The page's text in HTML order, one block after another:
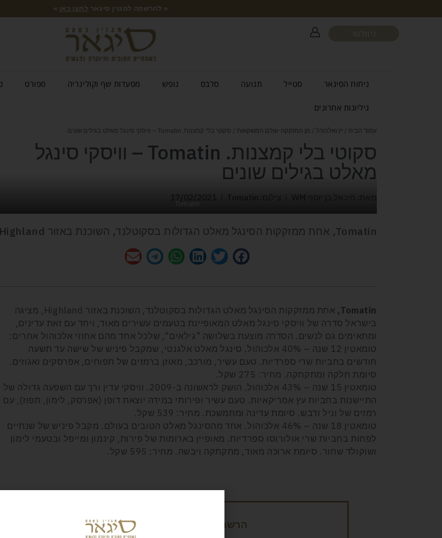
« להרשמה למגזין סיגאר לחצו כאן »
ניחוח הסיגאר סטייל תנועה סלבס נופש מסעדות שף וקולינריה ספורט
גיליונות אחרונים
עמוד הבית / יין ואלכוהל / מן המזקקה-עולם המשקאות / סקוטי בלי קמצנות. Tomatin – וויסקי סינגל מאלט בגילים שונים
סקוטי בלי קמצנות. Tomatin – וויסקי סינגל
מאלט בגילים שונים
Tomatin
Tomatin, אחת ממזקקות הסינגל מאלט הגדולות בסקוטלנד, השוכנת באזור Highland
Tomatin,
אחת ממזקקות הסינגל מאלט הגדולות בסקוטלנד, השוכנת באזור Highland, מציגה
בישראל סדרה של וויסקי סינגל מאלט המאופיינת בטעמים עשירים מאוד, ויחד עם זאת עדינים,
ומתאימים גם לנשים. הסדרה מוצעת בשלושה "גילאים", שלכל אחד מהם אחוזי אלכוהול אחרים:
טומאטין 12 שנה – 40% אלכוהול. סינגל מאלט אלגנטי, שמקבל פיניש של שישה עד תשעה
חודשים בחביות שרי ספרדיות. טעם עשיר, מורכב, מאוזן ברמזים של תפוחים, אפרסקים ואגוזים.
סיומת חלקה ומתקתקה. מחיר: 275 שקל.
טומאטין 15 שנה – 43% אלכוהול. הושק לראשונה ב-2009. וויסקי עדין ורך עם השפעה גדולה של
התיישנות בחביות עץ אמריקאיות. טעם עשיר ופירותי במידה יוצאת דופן (אפרסק, לימון, תפוז), עם
רמזים של וניל ודבש. סיומת עדינה ומתמשכת. מחיר: 539 שקל.
טומאטין 18 שנה – 46% אלכוהול. אחד מהסינגל מאלט הטובים בעולם. מקבל פיניש של שנתיים
לפחות בחביות שרי אולורוסו ספרדיות. מאופיין בארומות של פירות, קינמון ומייפל ובטעמי לימון
ושוקולד שחור. סיומת ארוכה מאוד, מתקתקה ויבשה. מחיר: 595 שקל.
הרשמה לניוזלטר של סיגאר